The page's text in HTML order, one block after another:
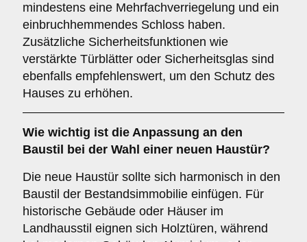
mindestens eine Mehrfachverriegelung und ein
einbruchhemmendes Schloss haben.
Zusätzliche Sicherheitsfunktionen wie
verstärkte Türblätter oder Sicherheitsglas sind
ebenfalls empfehlenswert, um den Schutz des
Hauses zu erhöhen.
Wie wichtig ist die Anpassung an den
Baustil
bei der Wahl einer neuen Haustür?
Die neue Haustür sollte sich harmonisch in den
Baustil der Bestandsimmobilie einfügen. Für
historische Gebäude oder Häuser im
Landhausstil eignen sich Holztüren, während